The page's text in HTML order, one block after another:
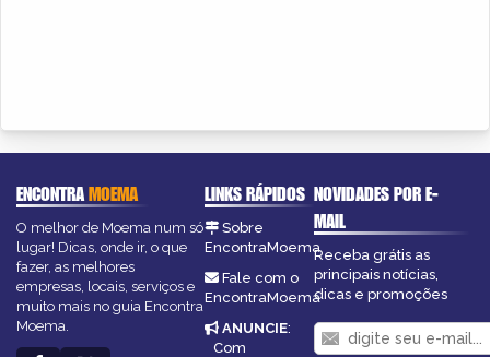
ENCONTRAMOEMA
O melhor de Moema num só
lugar! Dicas, onde ir, o que
fazer, as melhores
empresas, locais, serviços e
muito mais no guia Encontra
Moema.
LINKS RÁPIDOS
Sobre
EncontraMoema
Fale com o
EncontraMoema
ANUNCIE:
Com
NOVIDADES POR E-
MAIL
Receba grátis as
principais notícias,
dicas e promoções